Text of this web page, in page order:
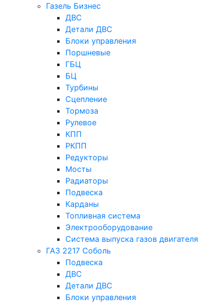
Газель Бизнес
ДВС
Детали ДВС
Блоки управления
Поршневые
ГБЦ
БЦ
Турбины
Сцепление
Тормоза
Рулевое
КПП
РКПП
Редукторы
Мосты
Радиаторы
Подвеска
Карданы
Топливная система
Электрооборудование
Система выпуска газов двигателя
ГАЗ 2217 Соболь
Подвеска
ДВС
Детали ДВС
Блоки управления